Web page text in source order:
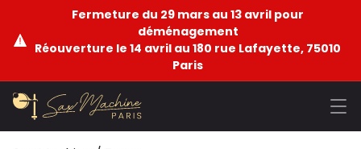
Fermeture du 29 mars au 13 avril pour
déménagement
Réouverture le 14 avril au 180 rue Lafayette, 75010
Paris